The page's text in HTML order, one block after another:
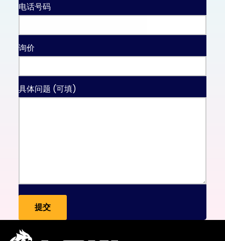
电话号码
询价
具体问题 (可填)